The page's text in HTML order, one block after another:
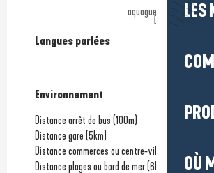
LES
OÙ
aquaguerande.fr
Langues parlées
Langues parlées
Environnement
Environnement
Distance arrêt de bus (100m)
Distance gare (5km)
Distance commerces ou centre-ville
Distance plages ou bord de mer(6km)